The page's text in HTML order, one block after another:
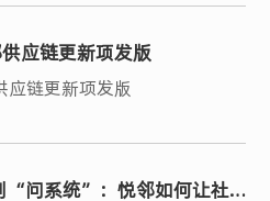
应链更新项发版
应链更新项发版
问系统”：悦邻如何让社